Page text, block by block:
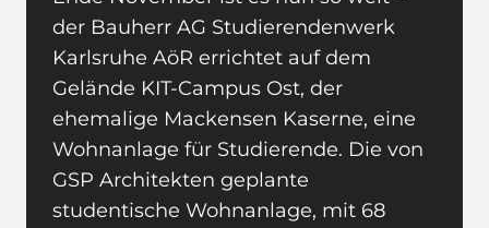
der Bauherr AG Studierendenwerk
Karlsruhe AöR errichtet auf dem
Gelände KIT-Campus Ost, der
ehemalige Mackensen Kaserne, eine
Wohnanlage für Studierende. Die von
GSP Architekten geplante
studentische Wohnanlage, mit 68